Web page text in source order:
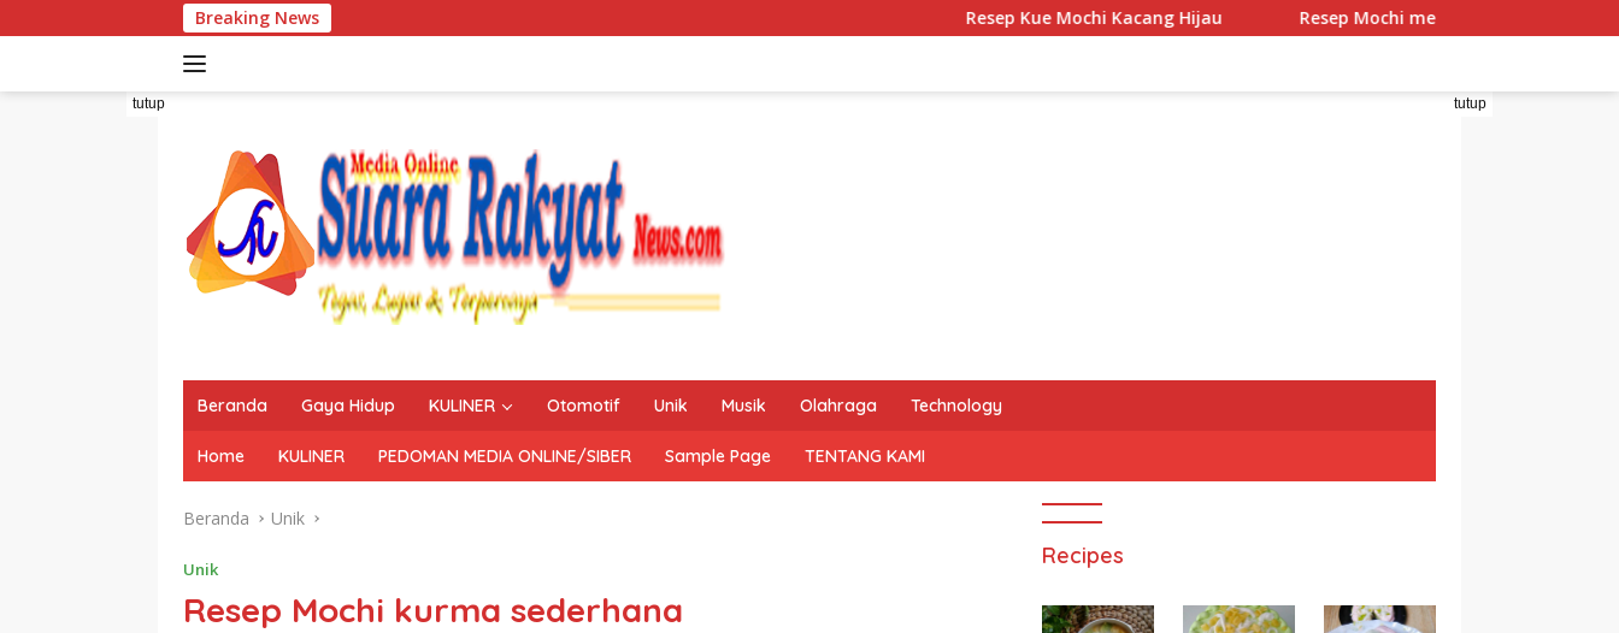
ke
Breaking News Resep Kue Mochi Kacang Hijau Resep Mochi menggo
tutup tutup
Beranda Gaya Hidup KULINER Otomotif Unik Musik Olahraga Technology
Home KULINER PEDOMAN MEDIA ONLINE/SIBER Sample Page TENTANG KAMI
Beranda Unik
Unik
Resep Mochi kurma sederhana
Recipes